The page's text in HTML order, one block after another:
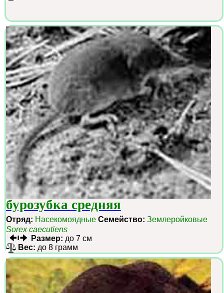
бурозубка средняя
Отряд: Насекомоядные Семейство: Землеройковые
Sorex caecutiens
Размер: до 7 см
Вес: до 8 грамм